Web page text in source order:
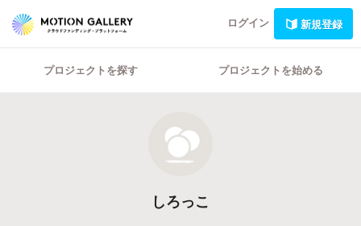
ログイン 新規登録
プロジェクトを探す プロジェクトを始める
しろっこ